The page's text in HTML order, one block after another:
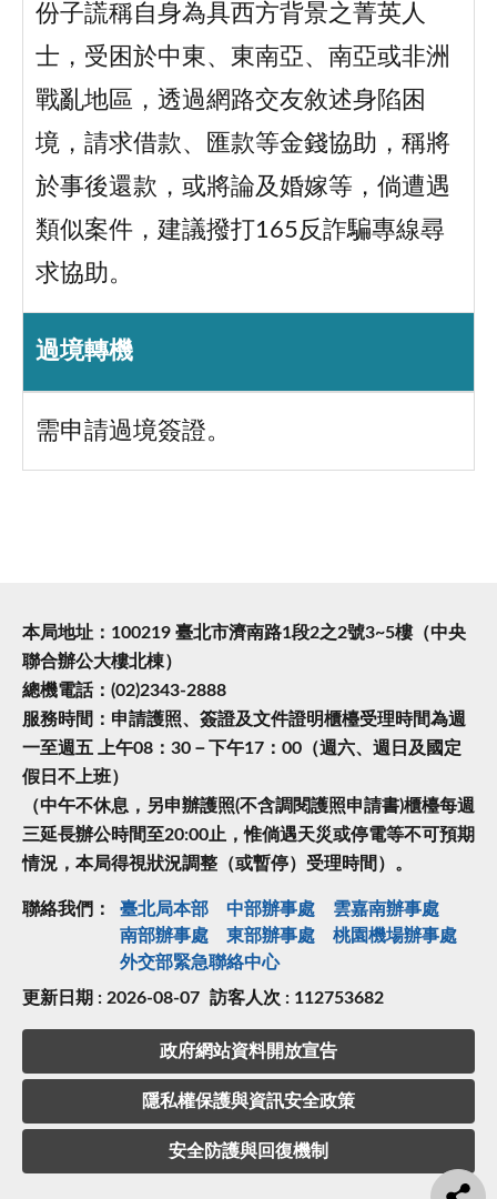
份子謊稱自身為具西方背景之菁英人
士，受困於中東、東南亞、南亞或非洲
戰亂地區，透過網路交友敘述身陷困
境，請求借款、匯款等金錢協助，稱將
於事後還款，或將論及婚嫁等，倘遭遇
類似案件，建議撥打165反詐騙專線尋
求協助。
過境轉機
需申請過境簽證。
本局地址：100219 臺北市濟南路1段2之2號3~5樓（中央
聯合辦公大樓北棟）
總機電話：(02)2343-2888
服務時間：申請護照、簽證及文件證明櫃檯受理時間為週
一至週五 上午08：30－下午17：00（週六、週日及國定
假日不上班）
（中午不休息，另申辦護照(不含調閱護照申請書)櫃檯每週
三延長辦公時間至20:00止，惟倘遇天災或停電等不可預期
情況，本局得視狀況調整（或暫停）受理時間）。
聯絡我們： 臺北局本部 中部辦事處
雲嘉南辦事處
南部辦事處
東部辦事處
桃園機場辦事處
外交部緊急聯絡中⼼
更新日期 : 2026-08-07 訪客人次 : 112753682
政府網站資料開放宣告
隱私權保護與資訊安全政策
安全防護與回復機制